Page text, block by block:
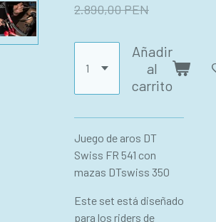
2.890,00 PEN
Añadir
al
carrito
Juego de aros DT
Swiss FR 541 con
mazas DTswiss 350
Este set está diseñado
para los riders de